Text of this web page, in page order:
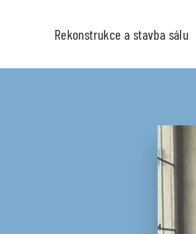
Rekonstrukce a stavba sálu